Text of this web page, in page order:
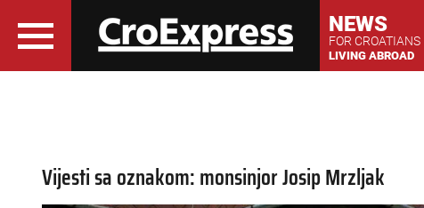
NEWS
FOR CROATIANS
LIVING ABROAD
Vijesti sa oznakom: monsinjor Josip Mrzljak